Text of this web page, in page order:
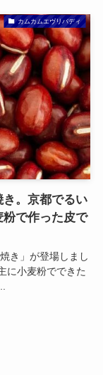
カムカムエヴリバディ
。京都でるい
粉で作った皮で
き」が登場しまし
に小麦粉でできた